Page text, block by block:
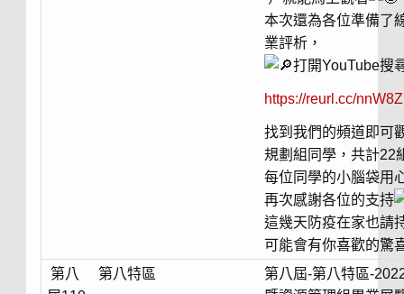
本次還為各位準備了
業評析，
打開YouTube搜
https://reurl.cc/
找到我們的頻道即可
規劃組同學，共計22
每位同學的小腦袋用
再次感謝各位的支持
這幾天防疫在家也請
可能會有你喜歡的驚
第八
第八特區
第八屆-第八特區-